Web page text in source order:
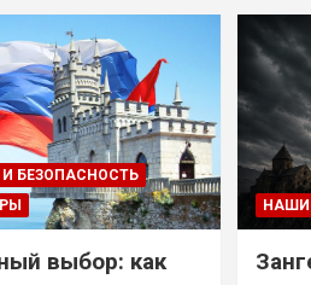
БЕЗОПАСНОСТЬ
выбор: как
НАШИ